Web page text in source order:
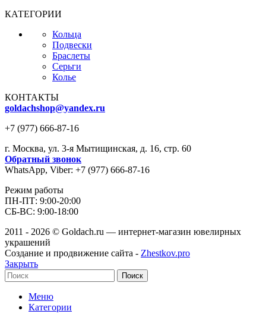
КАТЕГОРИИ
Кольца
Подвески
Браслеты
Серьги
Колье
КОНТАКТЫ
goldachshop@yandex.ru
+7 (977) 666-87-16
г. Москва, ул. 3-я Мытищинская, д. 16, стр. 60
Обратный звонок
WhatsApp, Viber: +7 (977) 666-87-16
Режим работы
ПН-ПТ: 9:00-20:00
СБ-ВС: 9:00-18:00
2011 - 2026 © Goldach.ru — интернет-магазин ювелирных
украшений
Создание и продвижение сайта - Zhestkov.pro
Закрыть
Поиск
Меню
Категории